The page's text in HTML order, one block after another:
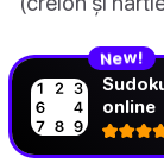
New!
online